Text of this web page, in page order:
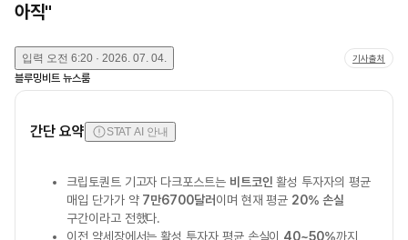
아직"
입력 오전 6:20 · 2026. 07. 04. 기사출처
블루밍비트 뉴스룸
간단 요약 STAT AI 안내
크립토퀀트 기고자 다크포스트는 비트코인 활성 투자자의 평균
매입 단가가 약 7만6700달러이며 현재 평균 20% 손실
구간이라고 전했다.
이전 약세장에서는 활성 투자자 평균 손실이 40~50%까지